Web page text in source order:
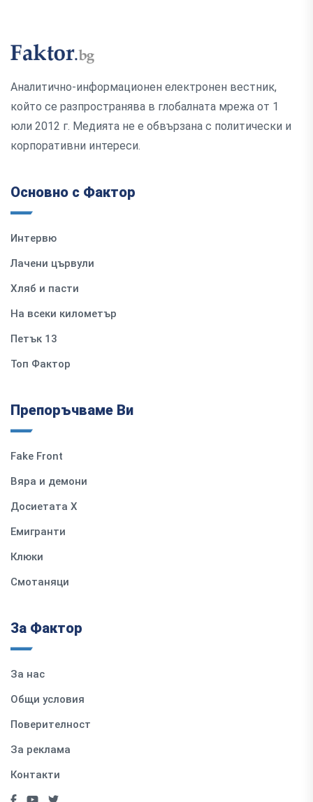
Аналитично-информационен електронен вестник,
който се разпространява в глобалната мрежа от 1
юли 2012 г. Медията не е обвързана с политически и
корпоративни интереси.
Основно с Фактор
Интервю
Лачени цървули
Хляб и пасти
На всеки километър
Петък 13
Топ Фактор
Препоръчваме Ви
Fake Front
Вяра и демони
Досиетата Х
Емигранти
Клюки
Смотаняци
За Фактор
За нас
Общи условия
Поверителност
За реклама
Контакти